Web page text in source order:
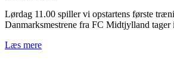
Lørdag 11.00 spiller vi opstartens første
Danmarksmestrene fra FC Midtjylland tager
Læs mere